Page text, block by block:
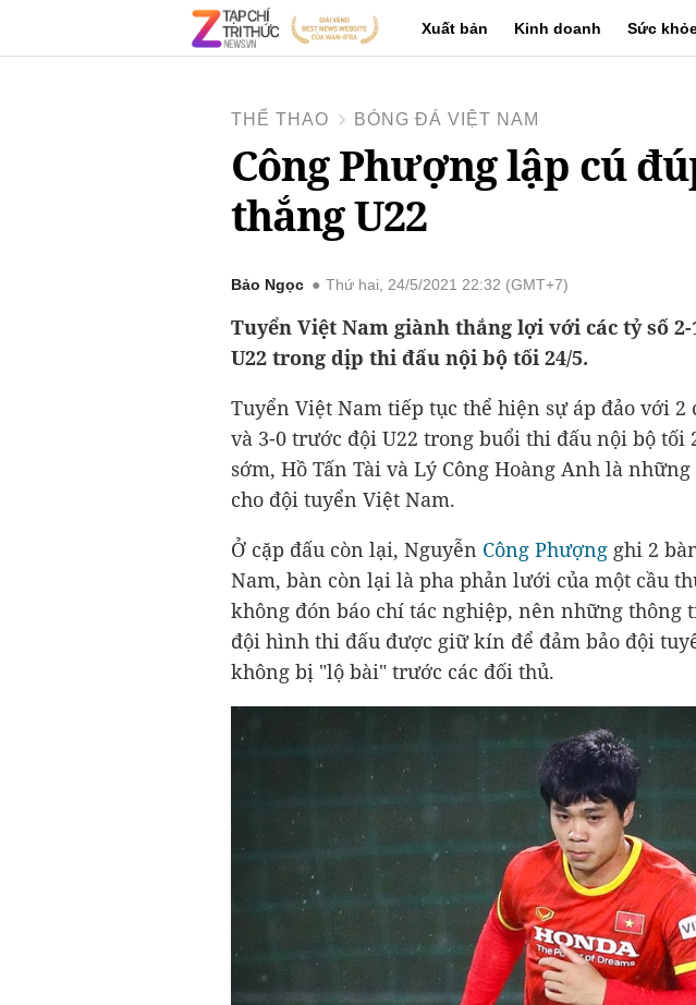
Xuất bản Kinh doanh Sức
THỂ THAO BÓNG ĐÁ VIỆT NAM
Công Phượng lập cú
thắng U22
Bảo Ngọc Thứ hai, 24/5/2021 22:32 (GMT+7)
Tuyển Việt Nam giành thắng lợi với các tỷ số
U22 trong dịp thi đấu nội bộ tối 24/5.
Tuyển Việt Nam tiếp tục thể hiện sự áp đảo với 2
và 3-0 trước đội U22 trong buổi thi đấu nội bộ tối
sớm, Hồ Tấn Tài và Lý Công Hoàng Anh là
cho đội tuyển Việt Nam.
Ở cặp đấu còn lại, Nguyễn Công Phượng ghi 2
Nam, bàn còn lại là pha phản lưới của một cầu
không đón báo chí tác nghiệp, nên những thông
đội hình thi đấu được giữ kín để đảm bảo đội
không bị "lộ bài" trước các đối thủ.